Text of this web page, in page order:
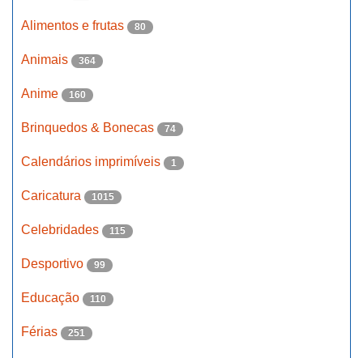
Alimentos e frutas 80
Animais 364
Anime 160
Brinquedos & Bonecas 74
Calendários imprimíveis 1
Caricatura 1015
Celebridades 115
Desportivo 99
Educação 110
Férias 251